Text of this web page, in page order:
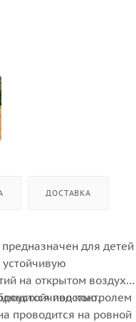
ДОСТАВКА
для детей
устойчивую
на открытом воздухе.
под контролем
проводится на ровной